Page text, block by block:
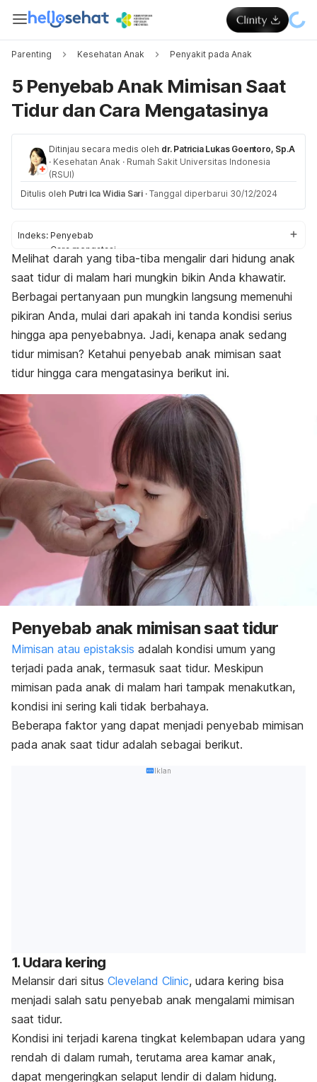
Parenting Kesehatan Anak Penyakit pada Anak
5 Penyebab Anak Mimisan Saat
Tidur dan Cara Mengatasinya
Ditinjau secara medis oleh dr. Patricia Lukas Goentoro, Sp.A
· Kesehatan Anak · Rumah Sakit Universitas Indonesia
(RSUI)
Ditulis oleh Putri Ica Widia Sari · Tanggal diperbarui 30/12/2024
Indeks: Penyebab
Cara mengatasi
Cara mencegah
Melihat darah yang tiba-tiba mengalir dari hidung anak
saat tidur di malam hari mungkin bikin Anda khawatir.
Berbagai pertanyaan pun mungkin langsung memenuhi
pikiran Anda, mulai dari apakah ini tanda kondisi serius
hingga apa penyebabnya. Jadi, kenapa anak sedang
tidur mimisan? Ketahui penyebab anak mimisan saat
tidur hingga cara mengatasinya berikut ini.
Penyebab anak mimisan saat tidur
Mimisan atau epistaksis adalah kondisi umum yang
terjadi pada anak, termasuk saat tidur. Meskipun
mimisan pada anak di malam hari tampak menakutkan,
kondisi ini sering kali tidak berbahaya.
Beberapa faktor yang dapat menjadi penyebab mimisan
pada anak saat tidur adalah sebagai berikut.
Iklan
1. Udara kering
Melansir dari situs Cleveland Clinic, udara kering bisa
menjadi salah satu penyebab anak mengalami mimisan
saat tidur.
Kondisi ini terjadi karena tingkat kelembapan udara yang
rendah di dalam rumah, terutama area kamar anak,
dapat mengeringkan selaput lendir di dalam hidung.